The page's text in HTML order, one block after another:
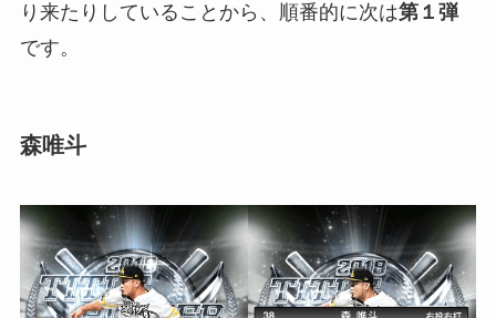
り来たりしていることから、順番的に次は第１弾
です。
森唯斗